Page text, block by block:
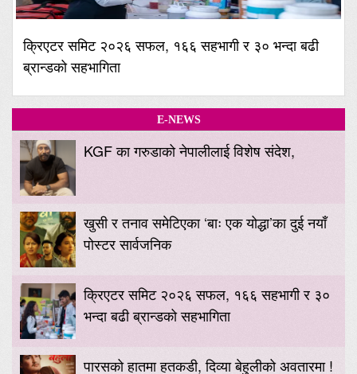
क्रिएटर समिट २०२६ सफल, १६६ सहभागी र ३० भन्दा बढी
ब्रान्डको सहभागिता
E-NEWS
KGF का गरुडाको नेपालीलाई विशेष संदेश,
खुसी र तनाव समेटिएका ‘बाः एक योद्धा’का दुई नयाँ
पोस्टर सार्वजनिक
क्रिएटर समिट २०२६ सफल, १६६ सहभागी र ३०
भन्दा बढी ब्रान्डको सहभागिता
पारसको हातमा हतकडी, दिव्या बेहुलीको अवतारमा !